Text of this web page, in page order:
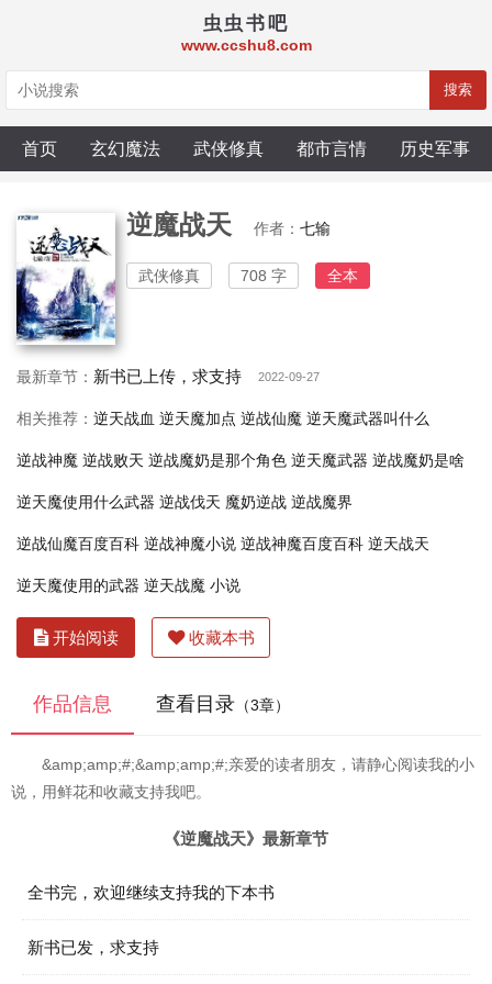
虫虫书吧
www.ccshu8.com
搜索
首页 玄幻魔法 武侠修真 都市言情 历史军事
逆魔战天 作者： 七输
武侠修真 708 字 全本
最新章节： 新书已上传，求支持 2022-09-27
相关推荐： 逆天战血 逆天魔加点 逆战仙魔 逆天魔武器叫什么
逆战神魔 逆战败天 逆战魔奶是那个角色 逆天魔武器 逆战魔奶是啥
逆天魔使用什么武器 逆战伐天 魔奶逆战 逆战魔界
逆战仙魔百度百科 逆战神魔小说 逆战神魔百度百科 逆天战天
逆天魔使用的武器 逆天战魔 小说
开始阅读 收藏本书
作品信息 查看目录 （3章）
&amp;amp;#;&amp;amp;#;亲爱的读者朋友，请静心阅读我的小
说，用鲜花和收藏支持我吧。
《逆魔战天》最新章节
全书完，欢迎继续支持我的下本书
新书已发，求支持